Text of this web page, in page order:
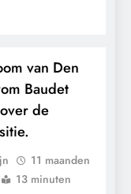
van Den
Baudet
de
11 maanden
13 minuten